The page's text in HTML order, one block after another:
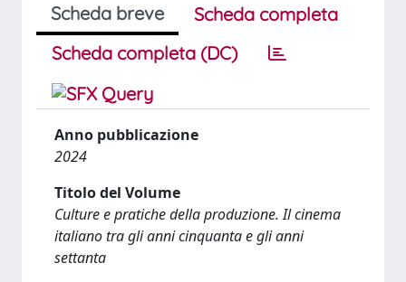
Scheda breve
Scheda completa
Scheda completa (DC)
Anno pubblicazione
2024
Titolo del Volume
Culture e pratiche della produzione. Il cinema
italiano tra gli anni cinquanta e gli anni
settanta